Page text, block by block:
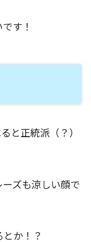
す！
と正統派（？）
ズも涼しい顔で
か！？